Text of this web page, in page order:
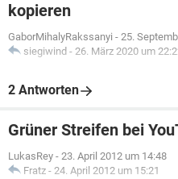
kopieren
GaborMihalyRakssanyi - 25.
siegiwind - 26. März 2020 um
2 Antworten
Grüner Streifen bei
LukasRey - 23. April 2012 um 14:48
Fratz - 24. April 2012 um 15:21